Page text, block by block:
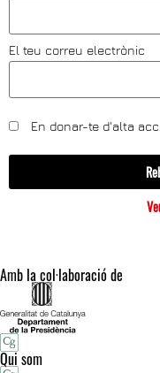
El teu correu electrònic
En donar-te d'alta
Amb la col·laboració de
Qui som